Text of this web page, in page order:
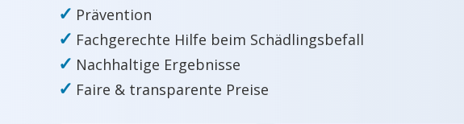
✓ Prävention
✓ Fachgerechte Hilfe beim Schädlingsbefall
✓ Nachhaltige Ergebnisse
✓ Faire & transparente Preise